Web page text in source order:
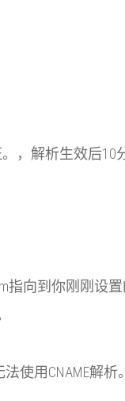
，解析生效后10
指向到你刚刚设
使用CNAME解析。